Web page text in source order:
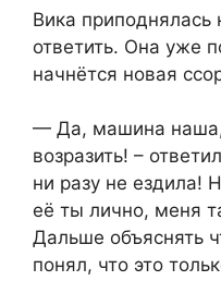
Вика приподнялась
ответить. Она уже
начнётся новая
— Да, машина наша,
возразить! –
ни разу не ездила!
её ты лично, меня
Дальше объяснять
понял, что это